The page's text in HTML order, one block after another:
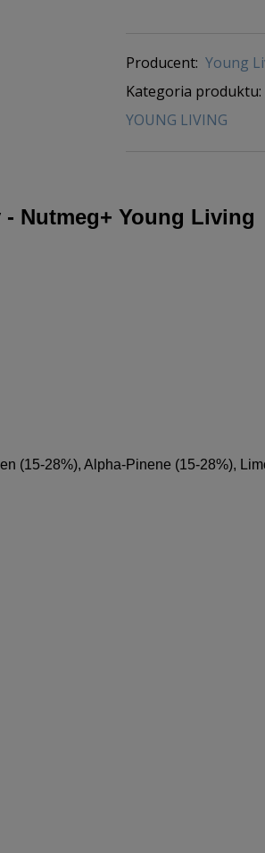
Producent: Young
Kategoria produktu:
YOUNG LIVING
- Nutmeg+ Young Living
(15-28%), Alpha-Pinene (15-28%),